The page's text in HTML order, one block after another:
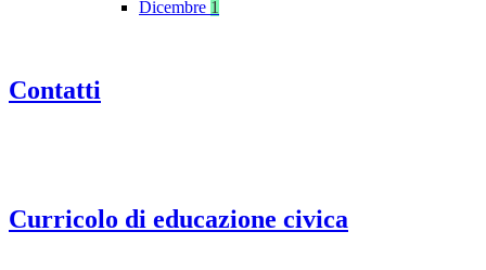
Dicembre 1
Contatti
Curricolo di educazione civica